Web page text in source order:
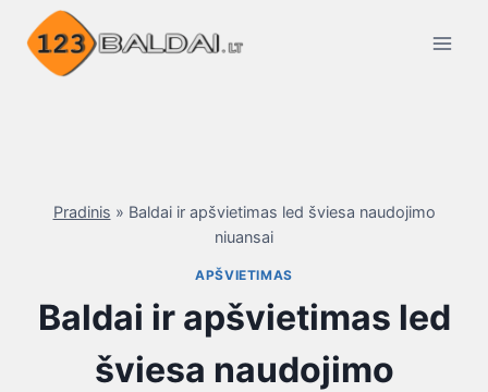
content
Pradinis » Baldai ir apšvietimas led šviesa naudojimo
niuansai
APŠVIETIMAS
Baldai ir apšvietimas led
šviesa naudojimo